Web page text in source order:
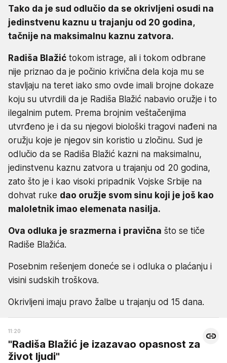
Tako da je sud odlučio da se okrivljeni osudi na
jedinstvenu kaznu u trajanju od 20 godina,
tačnije na maksimalnu kaznu zatvora.
Radiša Blažić tokom istrage, ali i tokom odbrane
nije priznao da je počinio krivična dela koja mu se
stavljaju na teret iako smo ovde imali brojne dokaze
koju su utvrdili da je Radiša Blažić nabavio oružje i to
ilegalnim putem. Prema brojnim veštačenjima
utvrđeno je i da su njegovi biološki tragovi nađeni na
oružju koje je njegov sin koristio u zločinu. Sud je
odlučio da se Radiša Blažić kazni na maksimalnu,
jedinstvenu kaznu zatvora u trajanju od 20 godina,
zato što je i kao visoki pripadnik Vojske Srbije na
dohvat ruke dao oružje svom sinu koji je još kao
maloletnik imao elemenata nasilja.
Ova odluka je srazmerna i pravična što se tiče
Radiše Blažića.
Posebnim rešenjem doneće se i odluka o plaćanju i
visini sudskih troškova.
Okrivljeni imaju pravo žalbe u trajanju od 15 dana.
11:20
"Radiša Blažić je izazavao opasnost za
život ljudi"